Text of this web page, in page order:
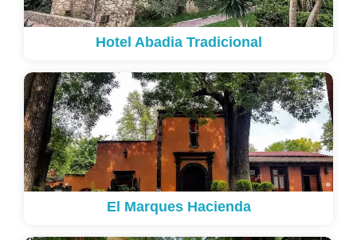
Hotel Abadia Tradicional
El Marques Hacienda